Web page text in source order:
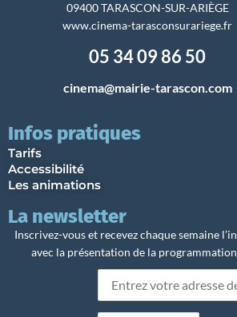
09400 TARASCON-SUR-ARIÈGE
www.cinema-tarasconsurariege.fr
05 34 09 86 50
cinema@mairie-tarascon.com
Infos pratiques
Tarifs
Accessibilité
Les animations
La newsletter
Inscrivez-vous et recevez chaque semaine
avec la présentation de la